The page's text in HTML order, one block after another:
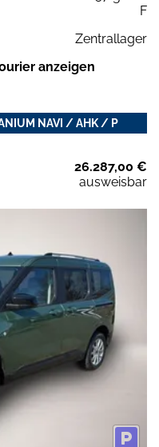
F
Zentrallager
anzeigen
NAVI / AHK / P
26.287,00 €
ausweisbar